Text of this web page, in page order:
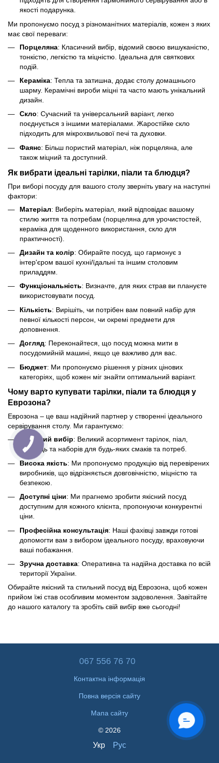
якості подарунка.
Ми пропонуємо посуд з різноманітних матеріалів, кожен з яких
має свої переваги:
Порцеляна: Класичний вибір, відомий своєю вишуканістю,
тонкістю, легкістю та міцністю. Ідеальна для святкових
подій.
Кераміка: Тепла та затишна, додає столу домашнього
шарму. Керамічні вироби міцні та часто мають унікальний
дизайн.
Скло: Сучасний та універсальний варіант, легко
поєднується з іншими матеріалами. Жаростійке скло
підходить для мікрохвильової печі та духовки.
Фаянс: Більш пористий матеріал, ніж порцеляна, але
також міцний та доступний.
Як вибрати ідеальні тарілки, піали та блюдця?
При виборі посуду для вашого столу зверніть увагу на наступні
фактори:
Матеріал: Виберіть матеріал, який відповідає вашому
стилю життя та потребам (порцеляна для урочистостей,
кераміка для щоденного використання, скло для
практичності).
Дизайн та колір: Обирайте посуд, що гармонує з
інтер'єром вашої кухні/їдальні та іншим столовим
приладдям.
Функціональність: Визначте, для яких страв ви плануєте
використовувати посуд.
Кількість: Вирішіть, чи потрібен вам повний набір для
певної кількості персон, чи окремі предмети для
доповнення.
Догляд: Переконайтеся, що посуд можна мити в
посудомийній машині, якщо це важливо для вас.
Бюджет: Ми пропонуємо рішення у різних цінових
категоріях, щоб кожен міг знайти оптимальний варіант.
Чому варто купувати тарілки, піали та блюдця у
Еврозона?
Еврозона – це ваш надійний партнер у створенні ідеального
сервірування столу. Ми гарантуємо:
Широкий вибір: Великий асортимент тарілок, піал,
блюдець та наборів для будь-яких смаків та потреб.
Висока якість: Ми пропонуємо продукцію від перевірених
виробників, що відрізняється довговічністю, міцністю та
безпекою.
Доступні ціни: Ми прагнемо зробити якісний посуд
доступним для кожного клієнта, пропонуючи конкурентні
ціни.
Професійна консультація: Наші фахівці завжди готові
допомогти вам з вибором ідеального посуду, враховуючи
ваші побажання.
Зручна доставка: Оперативна та надійна доставка по всій
території України.
Обирайте якісний та стильний посуд від Еврозона, щоб кожен
прийом їжі став особливим моментом задоволення. Завітайте
до нашого каталогу та зробіть свій вибір вже сьогодні!
067 556 76 70
Контактна інформація
Повна версія сайту
Мапа сайту
© 2026
Укр Рус
ОНЛАЙН ЧАТ